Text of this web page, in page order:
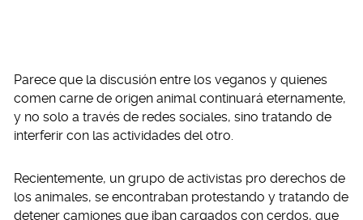
Parece que la discusión entre los veganos y quienes
comen carne de origen animal continuará eternamente,
y no solo a través de redes sociales, sino tratando de
interferir con las actividades del otro.
Recientemente, un grupo de activistas pro derechos de
los animales, se encontraban protestando y tratando de
detener camiones que iban cargados con cerdos, que